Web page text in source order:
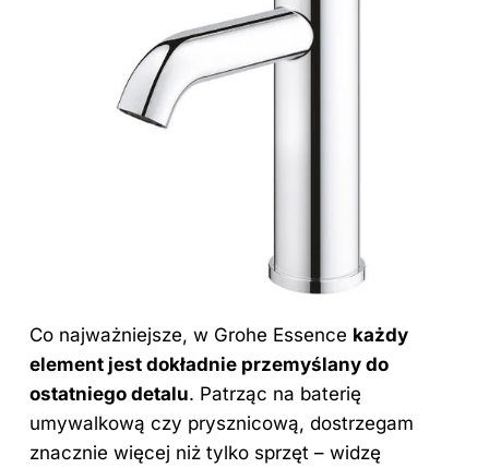
Co najważniejsze, w Grohe Essence każdy
element jest dokładnie przemyślany do
ostatniego detalu. Patrząc na baterię
umywalkową czy prysznicową, dostrzegam
znacznie więcej niż tylko sprzęt – widzę